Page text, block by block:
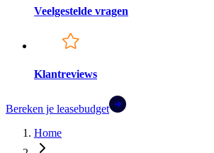
Veelgestelde vragen
Klantreviews
Bereken je leasebudget
Home